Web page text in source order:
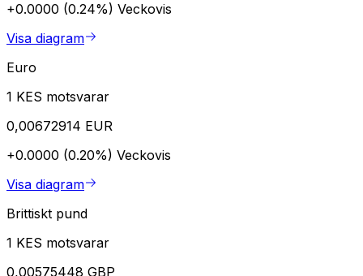
+0.0000 (0.24%) Veckovis
Visa diagram
Euro
1 KES motsvarar
0,00672914 EUR
+0.0000 (0.20%) Veckovis
Visa diagram
Brittiskt pund
1 KES motsvarar
0,00575448 GBP